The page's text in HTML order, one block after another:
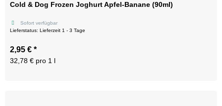
Cold & Dog Frozen Joghurt Apfel-Banane (90ml)
Sofort verfügbar
Lieferstatus: Lieferzeit 1 - 3 Tage
2,95 € *
32,78 € pro 1 l